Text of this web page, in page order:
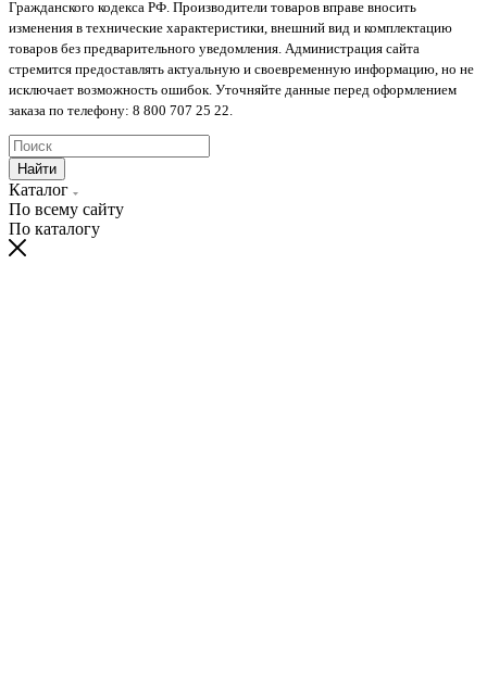
Гражданского кодекса РФ. Производители товаров вправе вносить
изменения в технические характеристики, внешний вид и комплектацию
товаров без предварительного уведомления. Администрация сайта
стремится предоставлять актуальную и своевременную информацию, но не
исключает возможность ошибок. Уточняйте данные перед оформлением
заказа по телефону: 8 800 707 25 22.
Найти
Каталог
По всему сайту
По каталогу